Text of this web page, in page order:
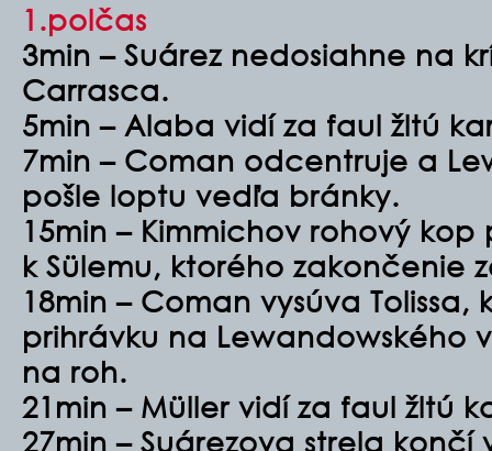
1.polčas
3min – Suárez nedosiahne na
Carrasca.
5min – Alaba vidí za faul žltú
7min – Coman odcentruje a
pošle loptu vedľa bránky.
15min – Kimmichov rohový
k Sülemu, ktorého zakončenie
18min – Coman vysúva Tolissa,
prihrávku na Lewandowského
na roh.
21min – Müller vidí za faul žltú
27min – Suárezova strela